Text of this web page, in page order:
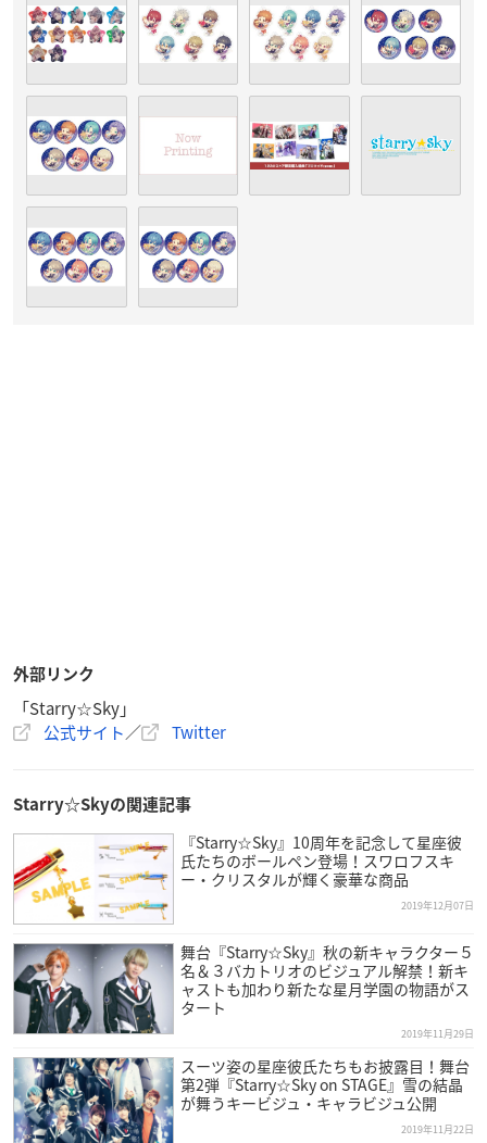
外部リンク
「Starry☆Sky」
公式サイト／ Twitter
Starry☆Skyの関連記事
『Starry☆Sky』10周年を記念して星座彼
氏たちのボールペン登場！スワロフスキ
ー・クリスタルが輝く豪華な商品
2019年12月07日
舞台『Starry☆Sky』秋の新キャラクター５
名＆３バカトリオのビジュアル解禁！新キ
ャストも加わり新たな星月学園の物語がス
タート
2019年11月29日
スーツ姿の星座彼氏たちもお披露目！舞台
第2弾『Starry☆Sky on STAGE』雪の結晶
が舞うキービジュ・キャラビジュ公開
2019年11月22日